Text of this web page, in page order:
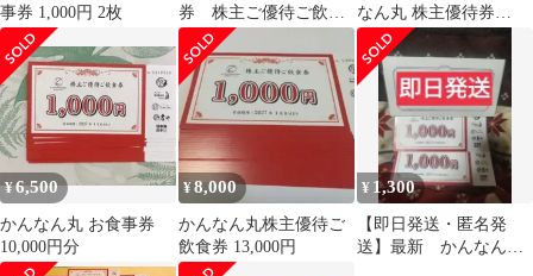
事券 1,000円 2枚
券 株主ご優待ご飲食
券 7000円分(1000円券
×7枚)
なん丸 株主優待券
14000円分
¥6,500
かんなん丸 お食事券
10,000円分
¥8,000
かんなん丸株主優待ご
飲食券 13,000円
¥ 1,300
【即日発送・匿名発
送】最新 かんなん